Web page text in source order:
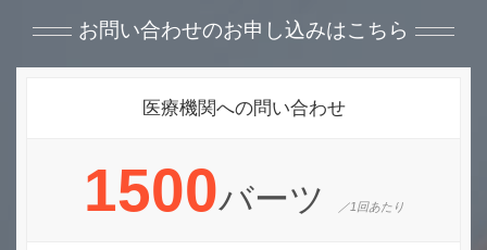
お問い合わせのお申し込みはこちら
医療機関への問い合わせ
1500バーツ ／1回あたり